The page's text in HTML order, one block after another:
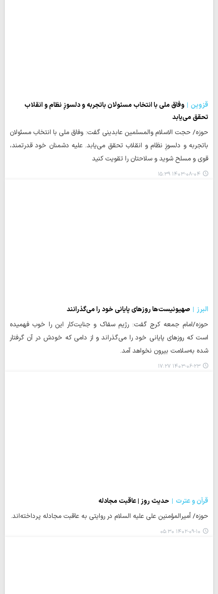
قزوین
وفاق ملی با انتخاب مسئولان باتجربه و دلسوزِ نظام و انقلاب
تحقق می‌یابد
حوزه/ حجت الاسلام والمسلمین عابدینی گفت: وفاق ملی با انتخاب مسئولان
باتجربه و دلسوزِ نظام و انقلاب تحقق می‌یابد. علیه دشمنان خود قدرتمند،
قوی و مسلح شوید و سلاحتان را تقویت کنید
۱۴۰۳-۰۸-۰۴ ۱۵:۳۹
البرز
صهیونیست‌ها روزهای پایانی خود را می‌گذرانند
حوزه/امام جمعه کرج گفت: رژیم سفاک و جنایت‌کار این را خوب فهمیده
است که روزهای پایانی خود را می‌گذراند و از دامی که خودش در آن گرفتار
شده به‌سلامت بیرون نخواهد آمد.
۱۴۰۳-۰۶-۲۳ ۱۷:۲۷
قرآن و عترت
حدیث روز | عاقبت مجادله
حوزه/ أمیرالمؤمنین علی علیه السلام در روایتی به عاقبت مجادله پرداخته‌اند.
۱۴۰۲-۰۹-۱۰ ۰۵:۳۰